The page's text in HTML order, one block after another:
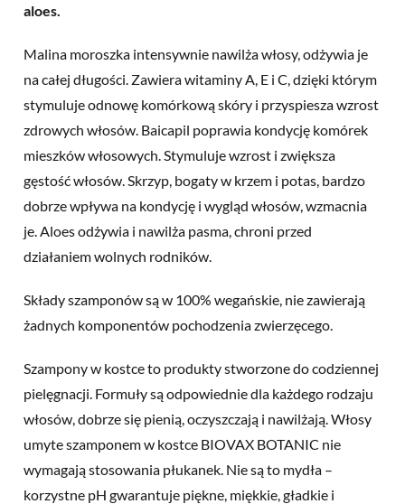
aloes.
Malina moroszka intensywnie nawilża włosy, odżywia je
na całej długości. Zawiera witaminy A, E i C, dzięki którym
stymuluje odnowę komórkową skóry i przyspiesza wzrost
zdrowych włosów. Baicapil poprawia kondycję komórek
mieszków włosowych. Stymuluje wzrost i zwiększa
gęstość włosów. Skrzyp, bogaty w krzem i potas, bardzo
dobrze wpływa na kondycję i wygląd włosów, wzmacnia
je. Aloes odżywia i nawilża pasma, chroni przed
działaniem wolnych rodników.
Składy szamponów są w 100% wegańskie, nie zawierają
żadnych komponentów pochodzenia zwierzęcego.
Szampony w kostce to produkty stworzone do codziennej
pielęgnacji. Formuły są odpowiednie dla każdego rodzaju
włosów, dobrze się pienią, oczyszczają i nawilżają. Włosy
umyte szamponem w kostce BIOVAX BOTANIC nie
wymagają stosowania płukanek. Nie są to mydła –
korzystne pH gwarantuje piękne, miękkie, gładkie i